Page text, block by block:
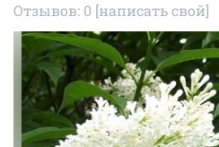
Отзывов: 0 [написать свой]